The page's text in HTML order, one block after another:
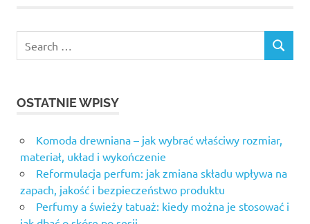
OSTATNIE WPISY
Komoda drewniana – jak wybrać właściwy rozmiar,
materiał, układ i wykończenie
Reformulacja perfum: jak zmiana składu wpływa na
zapach, jakość i bezpieczeństwo produktu
Perfumy a świeży tatuaż: kiedy można je stosować i